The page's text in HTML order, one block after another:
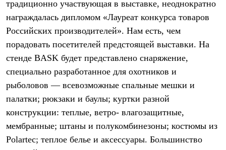
Брюки
Термобелье
Теплое термобелье
Легкое термобелье
Лёгкая одежда
Футболки
Рубашки
Толстовки
Брюки
Женская одежда
Утепленная пухом
Куртки
традиционно участвующая в выставке, неоднократно
награждалась дипломом «Лауреат конкурса товаров
Российских производителей». Нам есть, чем
порадовать посетителей предстоящей выставки. На
стенде BASK будет представлено снаряжение,
специально разработанное для охотников и
рыболовов — всевозможные спальные мешки и
палатки; рюкзаки и баулы; куртки разной
конструкции: теплые, ветро- влагозащитные,
мембранные; штаны и полукомбинезоны; костюмы из
Polartec; теплое белье и аксессуары. Большинство